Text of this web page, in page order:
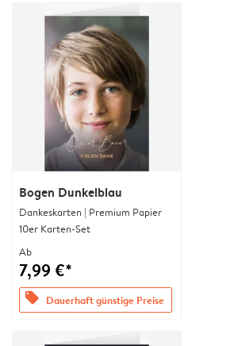
Bogen Dunkelblau
Dankeskarten | Premium Papier
10er Karten-Set
Ab
7,99 €*
offers Dauerhaft günstige Preise